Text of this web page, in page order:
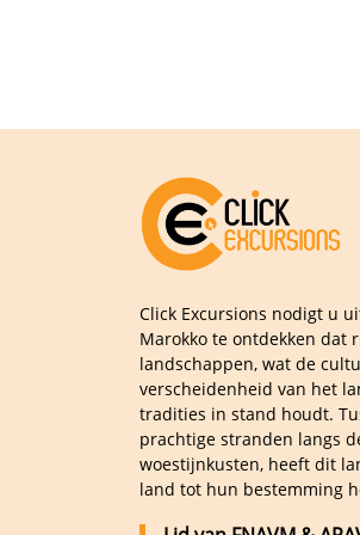
Click Excursions nodigt u
Marokko te ontdekken dat
landschappen, wat de
verscheidenheid van het
tradities in stand houdt.
prachtige stranden langs
woestijnkusten, heeft dit
land tot hun bestemming